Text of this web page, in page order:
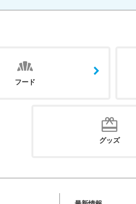
フード
グッズ